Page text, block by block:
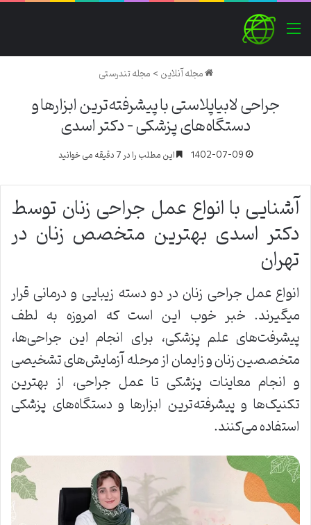
منو
مجله آنلاین>مجله تندرستی
جراحی لابیاپلاستی با پیشرفته‌ترین ابزارها و
دستگاه‌های پزشکی – دکتر اسدی
1402-07-09 این مطلب را در 7 دقیقه می خوانید
آشنایی با انواع عمل جراحی زنان توسط
دکتر اسدی بهترین متخصص زنان در
تهران
انواع عمل جراحی زنان در دو دسته زیبایی و درمانی قرار
میگیرند. خبر خوب این است که امروزه به لطف
پیشرفت‌های علم پزشکی، برای انجام این جراحی‌ها،
متخصصین زنان و زایمان از مرحله آزمایش‌های تشخیصی
و انجام معاینات پزشکی تا عمل جراحی، از بهترین
تکنیک‌ها و پیشرفته‌ترین ابزارها و دستگاه‌های پزشکی
استفاده می‌کنند.